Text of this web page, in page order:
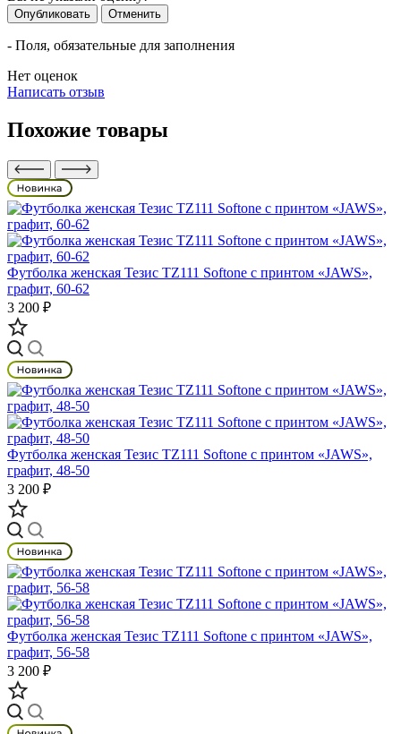
Опубликовать Отменить
- Поля, обязательные для заполнения
Нет оценок
Написать отзыв
Похожие товары
Футболка женская Тезис TZ111 Softone с принтом «JAWS»,
графит, 60-62
3 200 ₽
Футболка женская Тезис TZ111 Softone с принтом «JAWS»,
графит, 48-50
3 200 ₽
Футболка женская Тезис TZ111 Softone с принтом «JAWS»,
графит, 56-58
3 200 ₽